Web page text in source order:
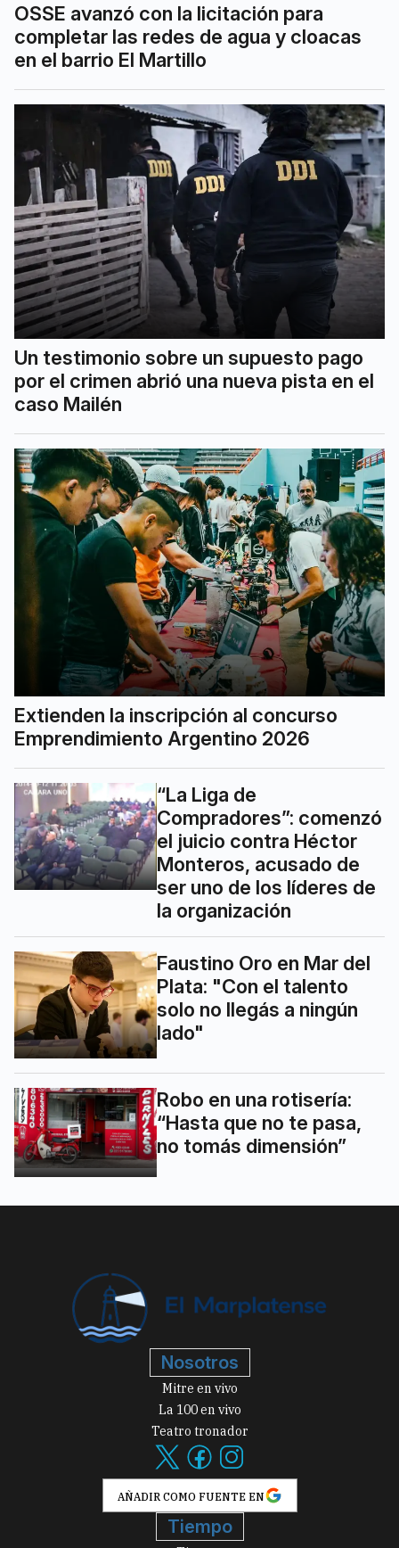
OSSE avanzó con la licitación para
completar las redes de agua y cloacas
en el barrio El Martillo
Un testimonio sobre un supuesto pago
por el crimen abrió una nueva pista en el
caso Mailén
Extienden la inscripción al concurso
Emprendimiento Argentino 2026
“La Liga de
Compradores”: comenzó
el juicio contra Héctor
Monteros, acusado de
ser uno de los líderes de
la organización
Faustino Oro en Mar del
Plata: "Con el talento
solo no llegás a ningún
lado"
Robo en una rotisería:
“Hasta que no te pasa,
no tomás dimensión”
Nosotros
Mitre en vivo
La 100 en vivo
Teatro tronador
AÑADIR COMO FUENTE EN
Tiempo